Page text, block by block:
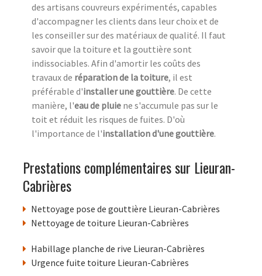
des artisans couvreurs expérimentés, capables
d'accompagner les clients dans leur choix et de
les conseiller sur des matériaux de qualité. Il faut
savoir que la toiture et la gouttière sont
indissociables. Afin d'amortir les coûts des
travaux de réparation de la toiture, il est
préférable d'installer une gouttière. De cette
manière, l'eau de pluie ne s'accumule pas sur le
toit et réduit les risques de fuites. D'où
l'importance de l'installation d'une gouttière.
Prestations complémentaires sur Lieuran-
Cabrières
Nettoyage pose de gouttière Lieuran-Cabrières
Nettoyage de toiture Lieuran-Cabrières
Habillage planche de rive Lieuran-Cabrières
Urgence fuite toiture Lieuran-Cabrières